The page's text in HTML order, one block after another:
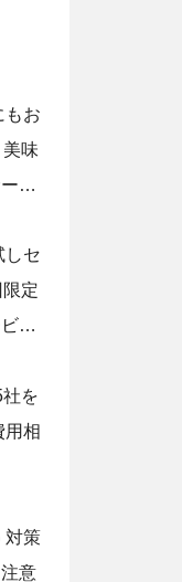
もお
味
ビ
しセ
定
ス
を
用相
対策
意